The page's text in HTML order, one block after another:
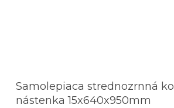
Samolepiaca strednozrnná
nástenka 15x640x950mm